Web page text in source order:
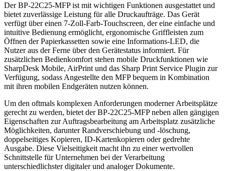
Der BP-22C25-MFP ist mit wichtigen Funktionen ausgestattet und
bietet zuverlässige Leistung für alle Druckaufträge. Das Gerät
verfügt über einen 7-Zoll-Farb-Touchscreen, der eine einfache und
intuitive Bedienung ermöglicht, ergonomische Griffleisten zum
Öffnen der Papierkassetten sowie eine Informations-LED, die
Nutzer aus der Ferne über den Gerätestatus informiert. Für
zusätzlichen Bedienkomfort stehen mobile Druckfunktionen wie
SharpDesk Mobile, AirPrint und das Sharp Print Service Plugin zur
Verfügung, sodass Angestellte den MFP bequem in Kombination
mit ihren mobilen Endgeräten nutzen können.
Um den oftmals komplexen Anforderungen moderner Arbeitsplätze
gerecht zu werden, bietet der BP-22C25-MFP neben allen gängigen
Eigenschaften zur Auftragsbearbeitung am Arbeitsplatz zusätzliche
Möglichkeiten, darunter Randverschiebung und -löschung,
doppelseitiges Kopieren, ID-Kartenkopieren oder gedrehte
Ausgabe. Diese Vielseitigkeit macht ihn zu einer wertvollen
Schnittstelle für Unternehmen bei der Verarbeitung
unterschiedlichster digitaler und analoger Dokumente.